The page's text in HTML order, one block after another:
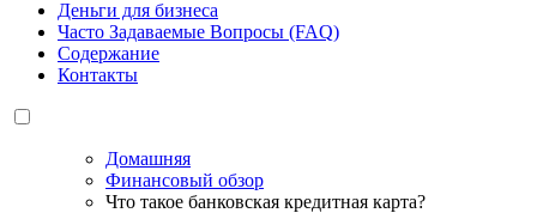
Деньги для бизнеса
Часто Задаваемые Вопросы (FAQ)
Содержание
Контакты
Домашняя
Финансовый обзор
Что такое банковская кредитная карта?